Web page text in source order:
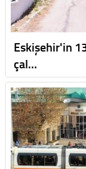
Eskişehir'in
çal…